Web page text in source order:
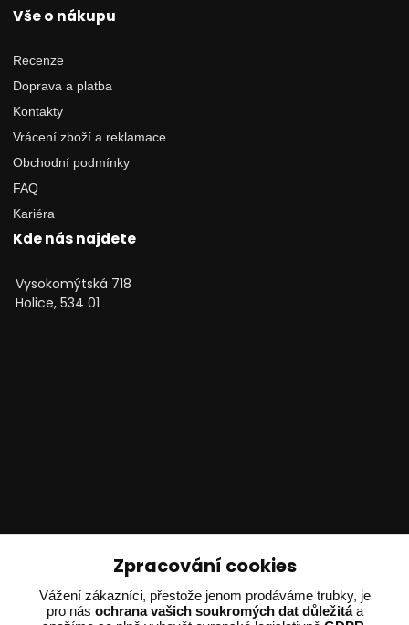
Vše o nákupu
Recenze
Doprava a platba
Kontakty
Vrácení zboží a reklamace
Obchodní podmínky
FAQ
Kariéra
Kde nás najdete
Vysokomýtská 718
Holice, 534 01
Technické poradenství
Ing. Adam Dvořák
+420 602 234 254
Zpracování cookies
Vážení zákazníci, přestože jenom prodáváme trubky, je
pro nás ochrana vašich soukromých dat důležitáa